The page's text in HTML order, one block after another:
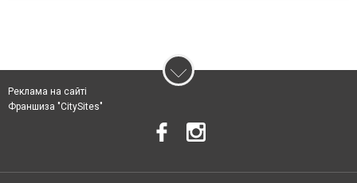
Реклама на сайті
Франшиза "CitySites"